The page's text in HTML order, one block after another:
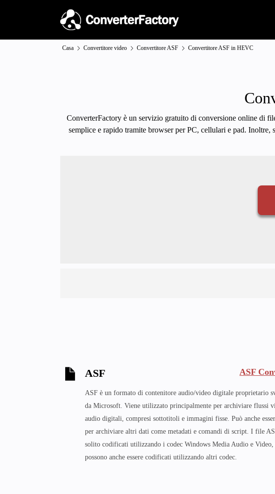
Casa Convertitore video Convertitore ASF Convertitore ASF in HEVC
ConverterFactory è un servizio gratuito di conversione online di
semplice e rapido tramite browser per PC, cellulari e pad.
ASF ASF
ASF è un formato di contenitore audio/video digitale proprietario
da Microsoft. Viene utilizzato principalmente per archiviare flussi
audio digitali, compresi sottotitoli e immagini fisse. Può anche
per archiviare altri dati come metadati e comandi di script. I file
solito codificati utilizzando i codec Windows Media Audio e Video,
possono anche essere codificati utilizzando altri codec.